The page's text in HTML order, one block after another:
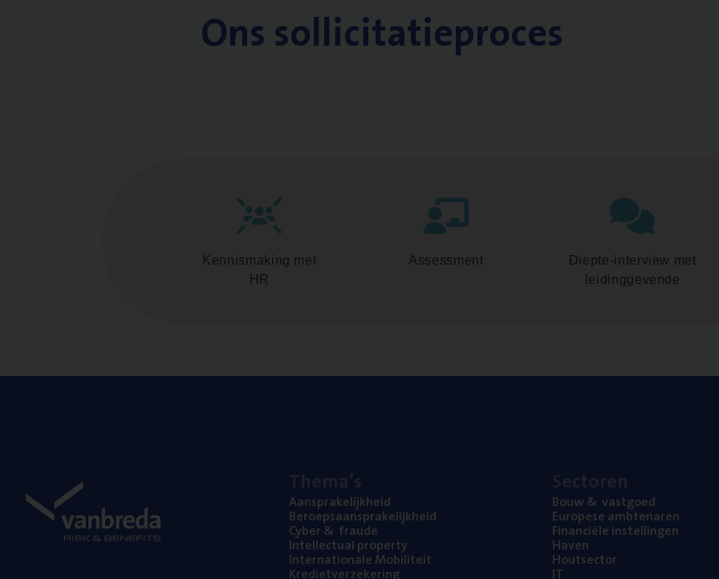
Ons sollicitatieproces
Kennismaking met
HR
Assessment
Diepte-interview met
leidinggevende
Aan­spra­ke­lijk­heid
Beroeps­aan­spra­ke­lijk­heid
Cyber& fraude
Intel­lec­tu­al property
Inter­na­ti­o­na­le Mobiliteit
Kre­diet­ver­ze­ke­ring
Bouw& vastgoed
Euro­pe­se ambtenaren
Finan­ci­ë­le instellingen
Haven
Hout­sec­tor
IT